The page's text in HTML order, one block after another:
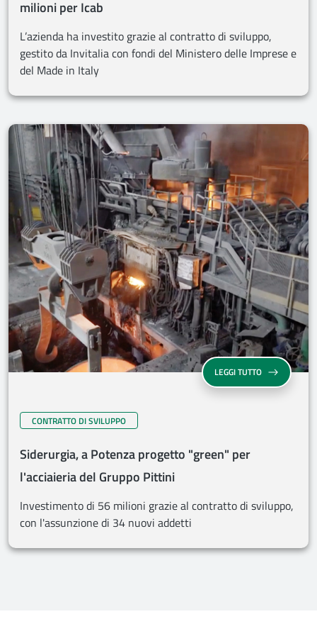
milioni per Icab
L’azienda ha investito grazie al contratto di sviluppo,
gestito da Invitalia con fondi del Ministero delle Imprese e
del Made in Italy
LEGGI TUTTO
CONTRATTO DI SVILUPPO
Siderurgia, a Potenza progetto "green" per
l'acciaieria del Gruppo Pittini
Investimento di 56 milioni grazie al contratto di sviluppo,
con l'assunzione di 34 nuovi addetti